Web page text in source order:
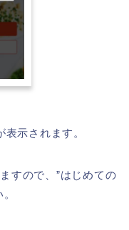
示されます。
すので、”はじめての